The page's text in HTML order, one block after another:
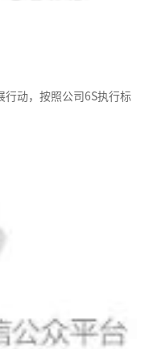
行动，按照公司6S执行标